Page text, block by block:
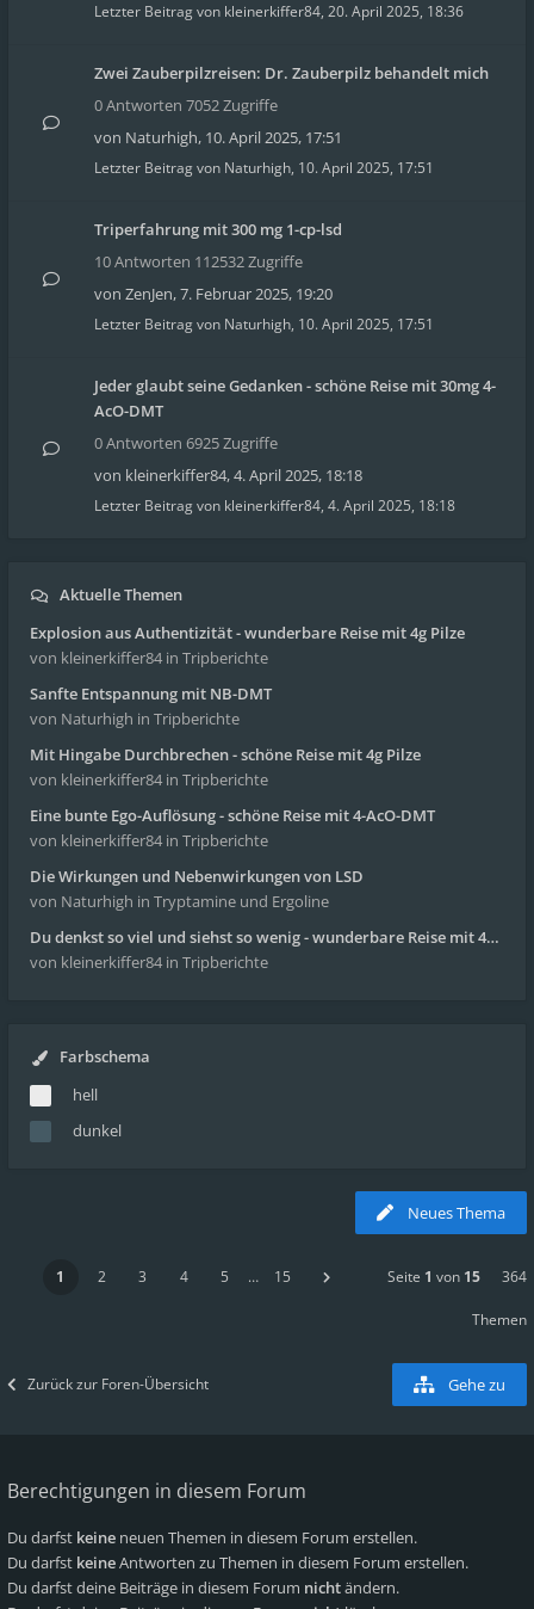
Letzter Beitrag von kleinerkiffer84, 20. April 2025, 18:36
Zwei Zauberpilzreisen: Dr. Zauberpilz behandelt mich
0 Antworten 7052 Zugriffe
von Naturhigh, 10. April 2025, 17:51
Letzter Beitrag von Naturhigh, 10. April 2025, 17:51
Triperfahrung mit 300 mg 1-cp-lsd
10 Antworten 112532 Zugriffe
von ZenJen,7. Februar 2025, 19:20
Letzter Beitrag von Naturhigh, 10. April 2025, 17:51
Jeder glaubt seine Gedanken - schöne Reise mit 30mg 4-
AcO-DMT
0 Antworten 6925 Zugriffe
von kleinerkiffer84,4. April 2025, 18:18
Letzter Beitrag von kleinerkiffer84, 4. April 2025, 18:18
Aktuelle Themen
Explosion aus Authentizität - wunderbare Reise mit 4g Pilze
von kleinerkiffer84 in Tripberichte
Sanfte Entspannung mit NB-DMT
von Naturhigh in Tripberichte
Mit Hingabe Durchbrechen - schöne Reise mit 4g Pilze
von kleinerkiffer84 in Tripberichte
Eine bunte Ego-Auflösung - schöne Reise mit 4-AcO-DMT
von kleinerkiffer84 in Tripberichte
Die Wirkungen und Nebenwirkungen von LSD
von Naturhigh in Tryptamine und Ergoline
Du denkst so viel und siehst so wenig - wunderbare Reise mit 4g Pilze
von kleinerkiffer84 in Tripberichte
Farbschema
hell
dunkel
Neues Thema
1 2 3 4 5 … 15 Seite 1 von 15 364
Themen
Zurück zur Foren-Übersicht Gehe zu
Berechtigungen in diesem Forum
Du darfst keine neuen Themen in diesem Forum erstellen.
Du darfst keineAntworten zu Themen in diesem Forum erstellen.
Du darfst deine Beiträge in diesem Forum nichtändern.